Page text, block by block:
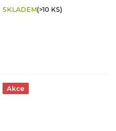
SKLADEM(>10 KS)
Akce